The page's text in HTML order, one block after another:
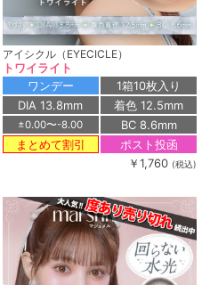
アイシクル（EYECICLE）
トワイライト
ワンデー
1箱10枚入り
DIA 13.8mm
着色 12.5mm
±0.00〜-8.00
BC 8.6mm
まとめて割引
ポスト投函
￥1,760 (税込)